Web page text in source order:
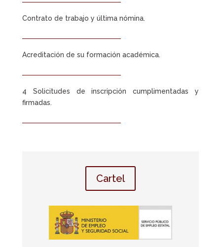
Contrato de trabajo y última nómina.
Acreditación de su formación académica.
4 Solicitudes de inscripción cumplimentadas y
firmadas.
Cartel